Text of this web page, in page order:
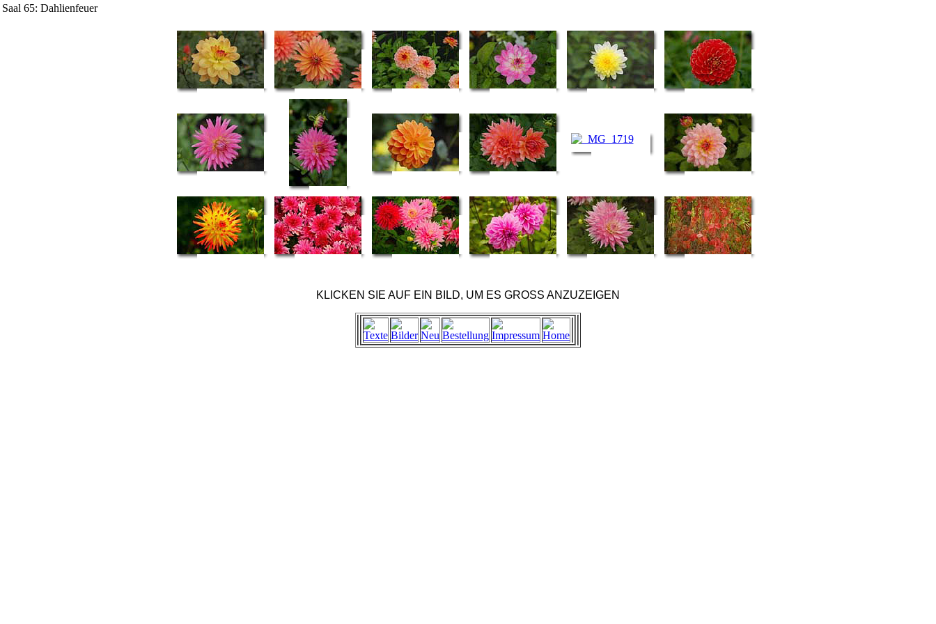
Saal 65: Dahlienfeuer
KLICKEN SIE AUF EIN BILD, UM ES GROSS ANZUZEIGEN